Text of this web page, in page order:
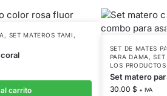
, SET MATEROS TAMI ,
carrito
SET DE MATES
PARA DAMA ,
LOS PRODUCTOS
Set matero
30.00 $ + IVA